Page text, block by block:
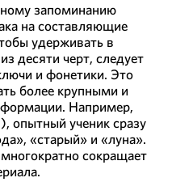
запоминанию
на составляющие
удерживать в
десяти черт, следует
и фонетики. Это
более крупными и
Например,
опытный ученик сразу
«старый» и «луна».
сокращает